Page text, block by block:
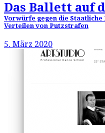
Das Ballett auf
Vorwürfe gegen die
Verteilen von Putzstrafen
5. März 2020